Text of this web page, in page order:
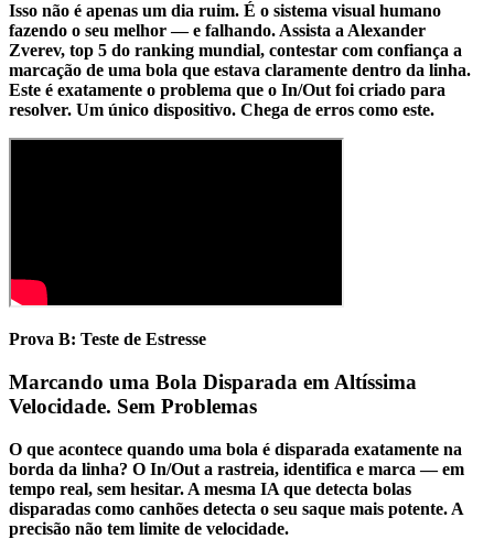
Isso não é apenas um dia ruim. É o sistema visual humano
fazendo o seu melhor — e falhando. Assista a Alexander
Zverev, top 5 do ranking mundial, contestar com confiança a
marcação de uma bola que estava claramente dentro da linha.
Este é exatamente o problema que o In/Out foi criado para
resolver. Um único dispositivo. Chega de erros como este.
Prova B: Teste de Estresse
Marcando uma Bola Disparada em Altíssima
Velocidade. Sem Problemas
O que acontece quando uma bola é disparada exatamente na
borda da linha? O In/Out a rastreia, identifica e marca —em
tempo real, sem hesitar. A mesma IA que detecta bolas
disparadas como canhões detecta o seu saque mais potente. A
precisão não tem limite de velocidade.